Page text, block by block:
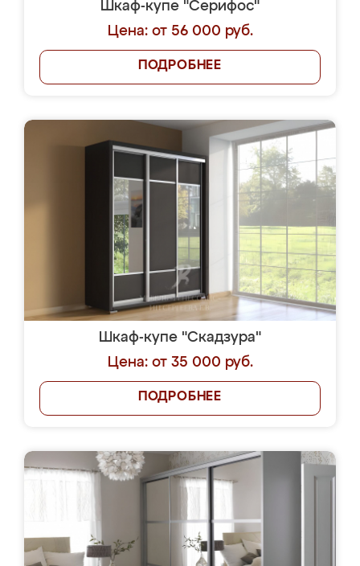
Шкаф-купе "Серифос"
Цена: от 56 000 руб.
ПОДРОБНЕЕ
Шкаф-купе "Скадзура"
Цена: от 35 000 руб.
ПОДРОБНЕЕ